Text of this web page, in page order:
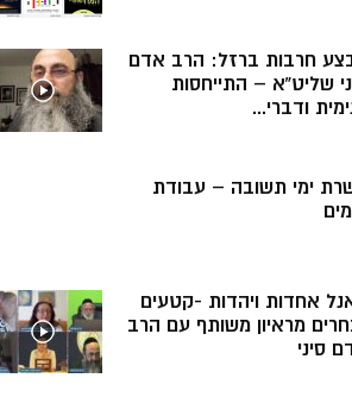
חרבות ברזל: הרב אדם
שליט”א – התייחסות
ודברי...
ימי תשובה – עבודת
אחדות ויהדות -קטעים
מראיון משותף עם הרב
סיני